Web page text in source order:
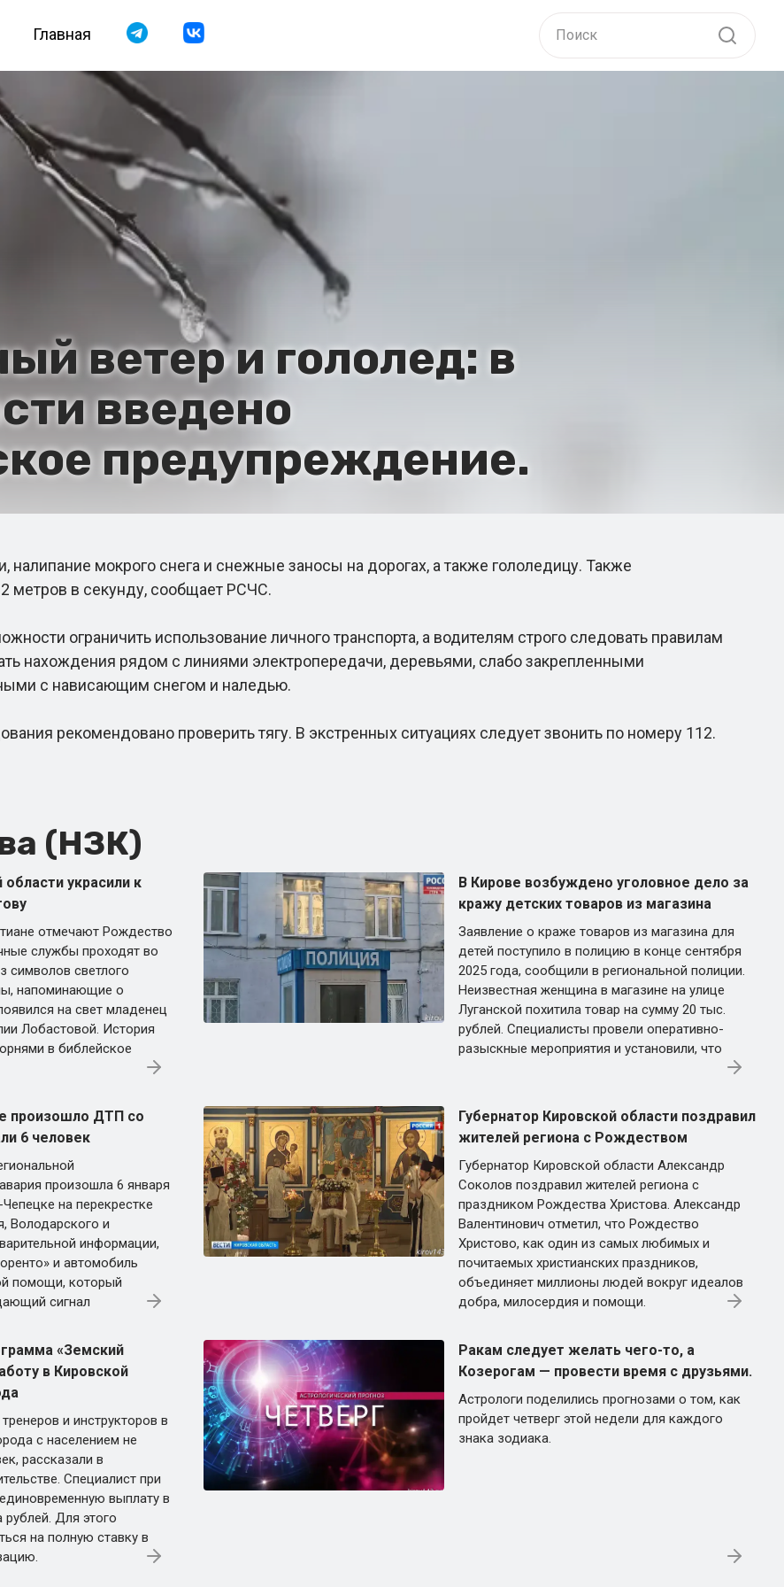
Главная
ветер и гололед: в
введено
предупреждение.
мокрого снега и снежные заносы на дорогах, а также гололедицу. Также
метров в секунду, сообщает РСЧС.
ограничить использование личного транспорта, а водителям строго следовать правилам
нахождения рядом с линиями электропередачи, деревьями, слабо закрепленными
с нависающим снегом и наледью.
рекомендовано проверить тягу. В экстренных ситуациях следует звонить по номеру 112.
(НЗК)
украсили к
отмечают Рождество
службы проходят во
символов светлого
напоминающие о
на свет младенец
Лобастовой. История
в библейское
В Кирове возбуждено уголовное дело за
кражу детских товаров из магазина
Заявление о краже товаров из магазина для
детей поступило в полицию в конце сентября
2025 года, сообщили в региональной полиции.
Неизвестная женщина в магазине на улице
Луганской похитила товар на сумму 20 тыс.
рублей. Специалисты провели оперативно-
разыскные мероприятия и установили, что
произошло ДТП со
6 человек
произошла 6 января
на перекрестке
Володарского и
информации,
и автомобиль
помощи, который
сигнал
Губернатор Кировской области поздравил
жителей региона с Рождеством
Губернатор Кировской области Александр
Соколов поздравил жителей региона с
праздником Рождества Христова. Александр
Валентинович отметил, что Рождество
Христово, как один из самых любимых и
почитаемых христианских праздников,
объединяет миллионы людей вокруг идеалов
добра, милосердия и помощи.
«Земский
в Кировской
и инструкторов в
с населением не
рассказали в
Специалист при
выплату в
Для этого
на полную ставку в
Ракам следует желать чего-то, а
Козерогам — провести время с друзьями.
Астрологи поделились прогнозами о том, как
пройдет четверг этой недели для каждого
знака зодиака.